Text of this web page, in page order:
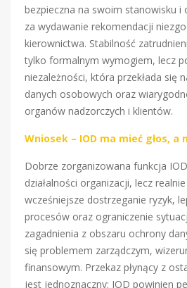
bezpieczna na swoim stanowisku i
za wydawanie rekomendacji
kierownictwa. Stabilność
tylko formalnym wymogiem, lecz
niezależności, która przekłada się
danych osobowych oraz
organów nadzorczych i klientów.
Wniosek – IOD ma mieć głos, a
Dobrze zorganizowana funkcja
działalności organizacji, lecz
wcześniejsze dostrzeganie ryzyk,
procesów oraz ograniczenie
zagadnienia z obszaru ochrony
się problemem zarządczym,
finansowym. Przekaz płynący z
jest jednoznaczny: IOD powinien